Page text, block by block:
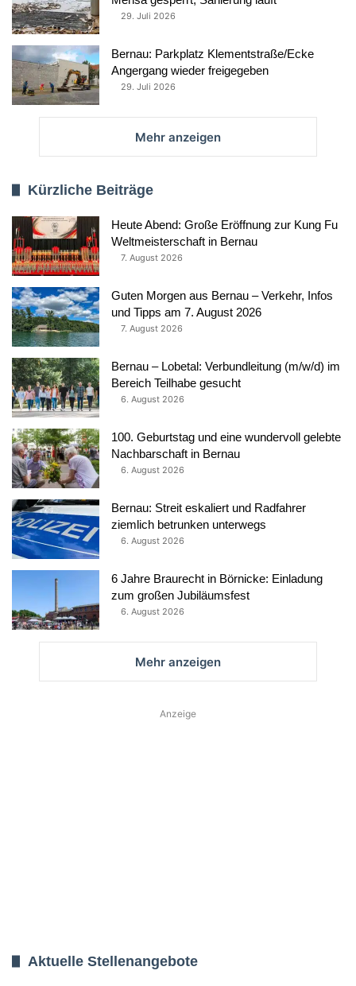
29. Juli 2026
Bernau: Parkplatz Klementstraße/Ecke
Angergang wieder freigegeben
29. Juli 2026
Mehr anzeigen
Kürzliche Beiträge
Heute Abend: Große Eröffnung zur Kung Fu
Weltmeisterschaft in Bernau
7. August 2026
Guten Morgen aus Bernau – Verkehr, Infos
und Tipps am 7. August 2026
7. August 2026
Bernau – Lobetal: Verbundleitung (m/w/d) im
Bereich Teilhabe gesucht
6. August 2026
100. Geburtstag und eine wundervoll gelebte
Nachbarschaft in Bernau
6. August 2026
Bernau: Streit eskaliert und Radfahrer
ziemlich betrunken unterwegs
6. August 2026
6 Jahre Braurecht in Börnicke: Einladung
zum großen Jubiläumsfest
6. August 2026
Mehr anzeigen
Anzeige
Aktuelle Stellenangebote